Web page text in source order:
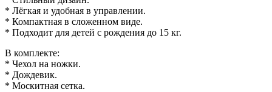
* Лёгкая и удобная в управлении.
* Компактная в сложенном виде.
* Подходит для детей с рождения до 15 кг.
В комплекте:
* Чехол на ножки.
* Дождевик.
* Москитная сетка.